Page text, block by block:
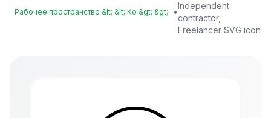
Рабочее пространство &lt; &lt; Ко &gt; &gt; •
Independent
contractor,
Freelancer SVG icon